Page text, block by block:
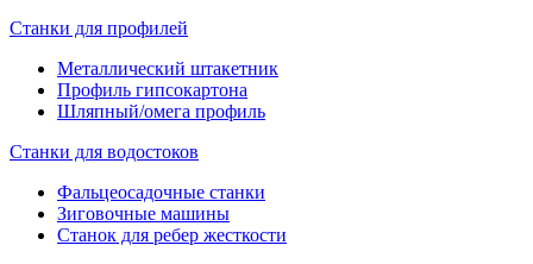
Станки для профилей
Металлический штакетник
Профиль гипсокартона
Шляпный/омега профиль
Станки для водостоков
Фальцеосадочные станки
Зиговочные машины
Станок для ребер жесткости